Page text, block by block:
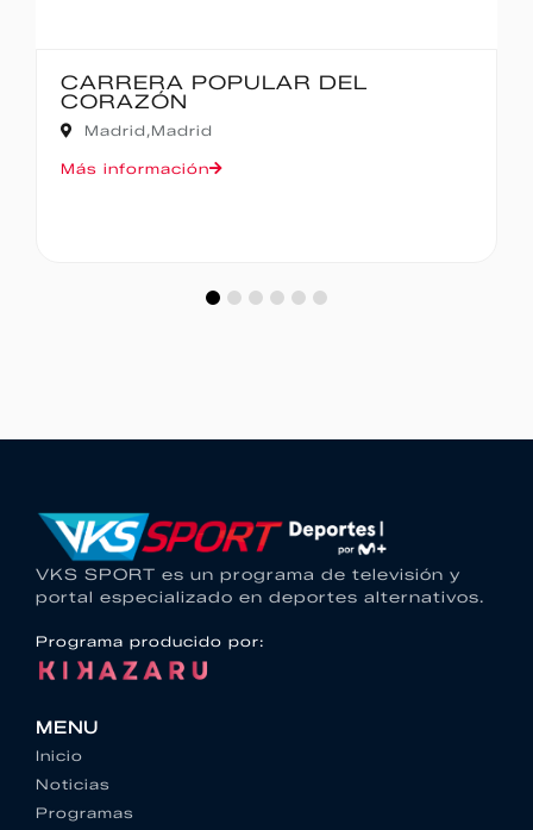
CARRERA POPULAR DEL
CORAZÓN
Madrid,Madrid
Más información
VKS SPORT es un programa de televisión y
portal especializado en deportes alternativos.
Programa producido por:
MENU
Inicio
Noticias
Programas